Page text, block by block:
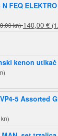
N FEQ
kn)Izvorna
cijena
je:
220,00 €
140,00 €
kenon utikač
5 Assorted